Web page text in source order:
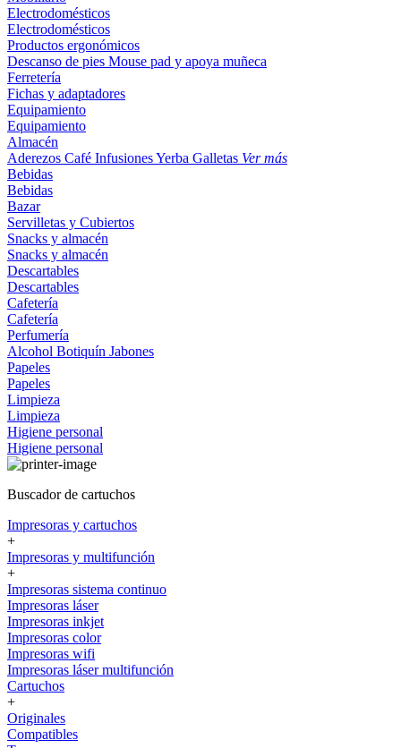
Electrodomésticos
Electrodomésticos
Productos ergonómicos
Descanso de pies Mouse pad y apoya muñeca
Ferretería
Fichas y adaptadores
Equipamiento
Equipamiento
Almacén
Aderezos Café InfusionesYerba Galletas Ver más
Bebidas
Bebidas
Bazar
Servilletas y Cubiertos
Snacks y almacén
Snacks y almacén
Descartables
Descartables
Cafetería
Cafetería
Perfumería
Alcohol Botiquín Jabones
Papeles
Papeles
Limpieza
Limpieza
Higiene personal
Higiene personal
Buscador de cartuchos
Impresoras y cartuchos
+
Impresoras y multifunción
+
Impresoras sistema continuo
Impresoras láser
Impresoras inkjet
Impresoras color
Impresoras wifi
Impresoras láser multifunción
Cartuchos
+
Originales
Compatibles